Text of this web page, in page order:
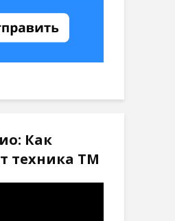
Как
техника ТМ